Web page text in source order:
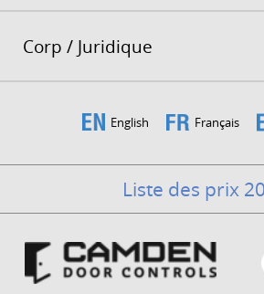
Corp / Juridique
English Français
Liste des prix